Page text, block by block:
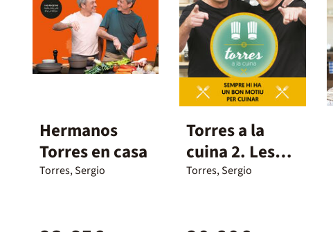
Hermanos
Torres en casa
Torres, Sergio
Torres a la
cuina 2. Les
millors
Torres, Sergio